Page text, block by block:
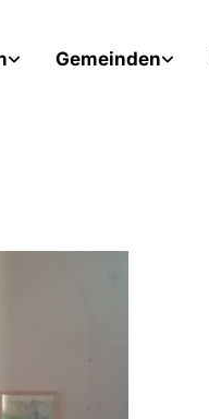
Gemeinden